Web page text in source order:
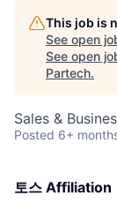
This job is
See open
See open
Partech.
Sales &
Posted 6+
토스 Affiliation